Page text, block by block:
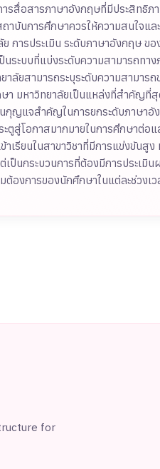
สื่อสารภาษาอังกฤษที่มีประสิทธิภา
าบันการศึกษาควรให้ความสนใจแ
การประเมิน ระดับภาษาอังกฤษ
ะบบที่แบ่งระดับความสามารถทา
าลัยสามารถระบุระดับความสามา
มหาวิทยาลัยเป็นแหล่งที่สำคัญที่สุ
ญแจสำคัญในการยกระดับภาษาอั
ตูสู่โอกาสมากมายในการศึกษาต่อ
ข้าเรียนในสาขาวิชาที่มีการแข่งขั
ต่เป็นกระบวนการที่ต้องมีการปร
องการของนักศึกษาในแต่ละช่วง
for